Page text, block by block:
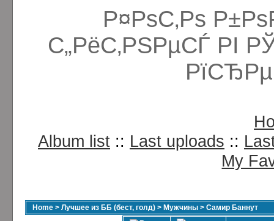
Р¤РѕС‚Рѕ
С„РёС‚РЅРµСЃ РІ
Album list :: Last uploads ::
My
Home > Лучшее из ББ (бест, голд) > Мужчины > Самир Баннут